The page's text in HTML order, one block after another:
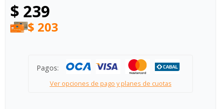
$ 239
$ 203
Pagos:
Ver opciones de pago y planes de cuotas